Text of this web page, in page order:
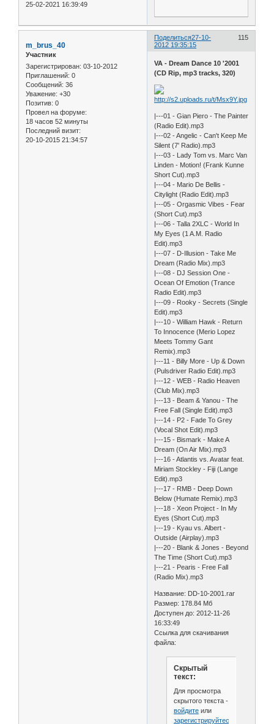
25-02-2021 16:39:49
Поделиться 115
27-10-
2012 19:35:15
m_brus_40
Участник
Зарегистрирован: 03-10-2012
Приглашений: 0
Сообщений: 36
Уважение: +30
Позитив: 0
Провел на форуме:
18 часов 52 минуты
Последний визит:
20-10-2015 21:34:57
VA - Dream Dance 10 '2001
(CD Rip, mp3 tracks, 320)
|---01 - Gian Piero - The Painter
(Radio Edit).mp3
|---02 - Angelic - Can't Keep Me
Silent (7' Radio).mp3
|---03 - Lady Tom vs. Marc Van
Linden - Motion! (Frank Kunne
Short Cut).mp3
|---04 - Mario De Bellis -
Citylight (Radio Edit).mp3
|---05 - Orgasmic Vibes - Fear
(Short Cut).mp3
|---06 - Talla 2XLC - World In
My Eyes (1 A.M. Radio
Edit).mp3
|---07 - D-Illusion - Take Me
Dream (Radio Mix).mp3
|---08 - DJ Session One -
Ocean Of Emotion (Trance
Radio Edit).mp3
|---09 - Rooky - Secrets (Single
Edit).mp3
|---10 - William Hawk - Return
To Innocence (Merio Lopez
Meets Tommy Gant
Remix).mp3
|---11 - Billy More - Up & Down
(Pulsdriver Radio Edit).mp3
|---12 - WEB - Radio Heaven
(Club Mix).mp3
|---13 - Beam & Yanou - The
Free Fall (Single Edit).mp3
|---14 - P2 - Fade To Grey
(Vocal Shot Edit).mp3
|---15 - Bismark - Make A
Dream (On Air Mix).mp3
|---16 - Atlantis vs. Avatar feat.
Miriam Stockley - Fiji (Lange
Edit).mp3
|---17 - RMB - Deep Down
Below (Humate Remix).mp3
|---18 - Xeon Project - In My
Eyes (Short Cut).mp3
|---19 - Kyau vs. Albert -
Outside (Airplay).mp3
|---20 - Blank & Jones - Beyond
The Time (Short Cut).mp3
|---21 - Pearis - Free Fall
(Radio Mix).mp3
Название: DD-10-2001.rar
Размер: 178.84 Мб
Доступен до: 2012-11-26
16:33:49
Ссылка для скачивания
файла:
Скрытый
текст:
Для просмотра
скрытого текста -
войдитеили
зарегистрируйтесь